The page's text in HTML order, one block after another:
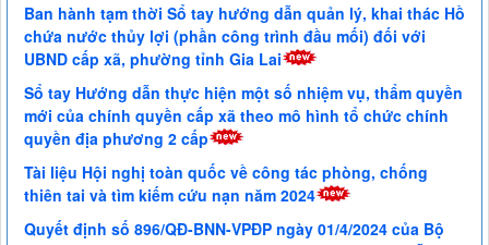
Ban hành tạm thời Sổ tay hướng dẫn quản lý, khai thác Hồ
chứa nước thủy lợi (phần công trình đầu mối) đối với
UBND cấp xã, phường tỉnh Gia Lai
Sổ tay Hướng dẫn thực hiện một số nhiệm vụ, thẩm quyền
mới của chính quyền cấp xã theo mô hình tổ chức chính
quyền địa phương 2 cấp
Tài liệu Hội nghị toàn quốc về công tác phòng, chống
thiên tai và tìm kiếm cứu nạn năm 2024
Quyết định số 896/QĐ-BNN-VPĐP ngày 01/4/2024 của Bộ